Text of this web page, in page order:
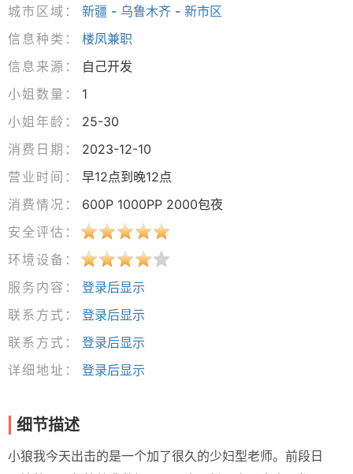
城市区域： 新疆 - 乌鲁木齐 - 新市区
信息种类：
楼凤兼职
信息来源：
自己开发
小姐数量：
1
小姐年龄：
25-30
消费日期：
2023-12-10
营业时间：
早12点到晚12点
消费情况：
600P 1000PP 2000包夜
安全评估：
环境设备：
服务内容：
登录后显示
联系方式：
登录后显示
联系方式：
登录后显示
详细地址：
登录后显示
细节描述
小狼我今天出击的是一个加了很久的少妇型老师。前段日